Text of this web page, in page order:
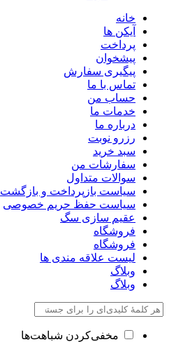
خانه
آیکن ها
پرداخت
پیشخوان
پیگیری سفارش
تماس با ما
حساب من
خدمات ما
درباره ما
رزرو نوبت
سبد خرید
سفارشات من
سوالات متداول
سیاست بازپرداخت و بازگشت
سیاست حفظ حریم خصوصی
عقیم سازی سگ
فروشگاه
فروشگاه
لیست علاقه مندی ها
وبلاگ
وبلاگ
مخفی‌کردن شباهت‌ها